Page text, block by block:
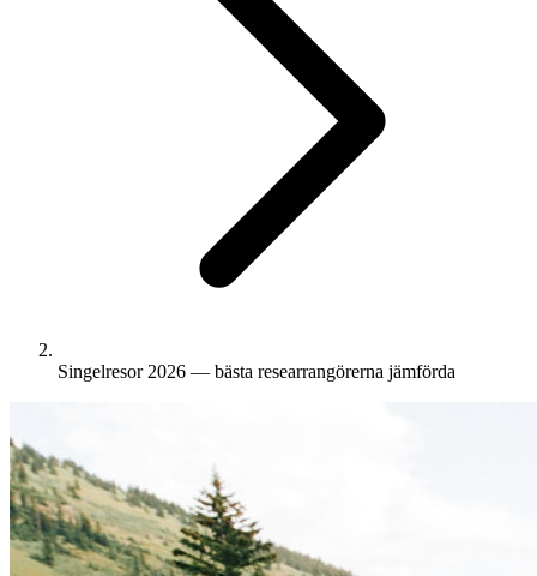
Singelresor 2026 — bästa researrangörerna jämförda